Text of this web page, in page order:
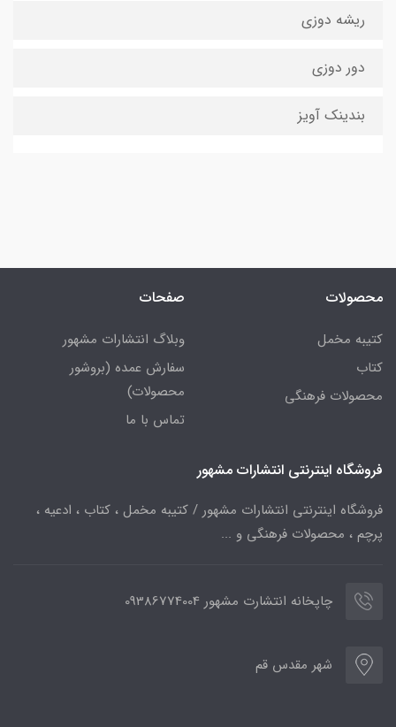
ریشه دوزی
دور دوزی
بندینک آویز
محصولات
کتیبه مخمل
کتاب
محصولات فرهنگی
صفحات
وبلاگ انتشارات مشهور
سفارش عمده (بروشور
محصولات)
تماس با ما
فروشگاه اینترنتی انتشارات مشهور
فروشگاه اینترنتی انتشارات مشهور / کتیبه مخمل ، کتاب ، ادعیه ،
پرچم ، محصولات فرهنگی و ...
چاپخانه انتشارت مشهور 09386774004
شهر مقدس قم